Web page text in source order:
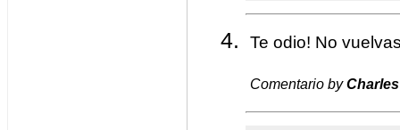
Te odio! No
Comentario byCharles